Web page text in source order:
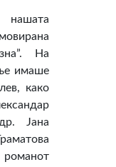
На
имаше
како
Јана